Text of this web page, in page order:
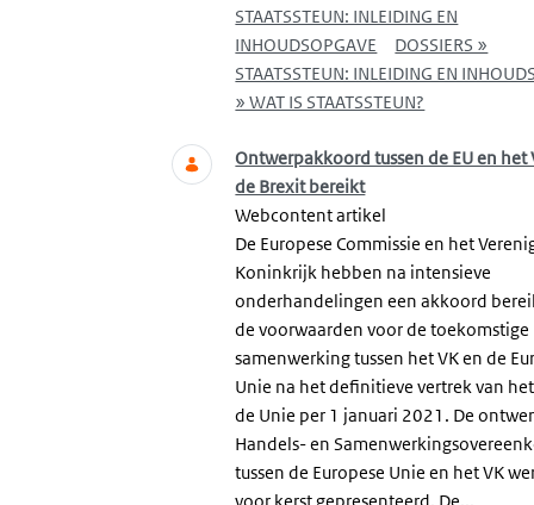
STAATSSTEUN: INLEIDING EN
INHOUDSOPGAVE
DOSSIERS »
STAATSSTEUN: INLEIDING EN
» WAT IS STAATSSTEUN?
Ontwerpakkoord tussen de EU en het
de Brexit bereikt
Webcontent artikel
De Europese Commissie en het
Koninkrijk hebben na intensieve
onderhandelingen een akkoord
de voorwaarden voor de toekomstige
samenwerking tussen het VK en de
Unie na het definitieve vertrek van
de Unie per 1 januari 2021. De
Handels- en
tussen de Europese Unie en het VK